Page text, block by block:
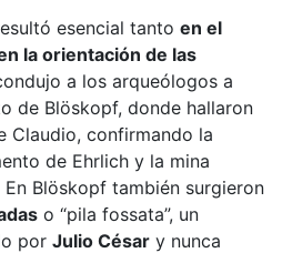
esencial tanto en el
la orientación de las
a los arqueólogos a
de Blöskopf, donde hallaron
Claudio, confirmando la
de Ehrlich y la mina
Blöskopf también surgieron
o “pila fossata”, un
por Julio César y nunca